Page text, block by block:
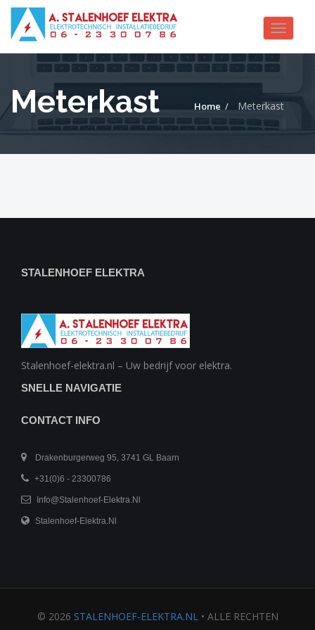
Toggle
Meterkast Home Meterkast
STALENHOEF ELEKTRA
Stalenhoef-elektra.nl – Uw bedrijf voor elektra.
SNELLE NAVIGATIE
CONTACT INFO
Drakenburgerweg 95, 3741 GL Baarn
+31(0)6 - 23300786
Info@stalenhoef-Elektra.nl
Stalenhoef-Elektra.nl
© 2026 STALENHOEF-ELEKTRA.NL• ALLE RECHTEN